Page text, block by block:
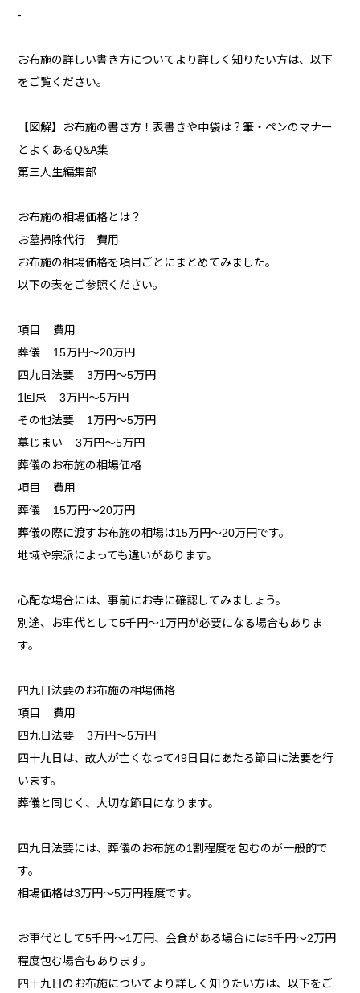
-
お布施の詳しい書き方についてより詳しく知りたい方は、以下
をご覧ください。
【図解】お布施の書き方！表書きや中袋は？筆・ペンのマナー
とよくあるQ&A集
第三人生編集部
お布施の相場価格とは？
お墓掃除代行 費用
お布施の相場価格を項目ごとにまとめてみました。
以下の表をご参照ください。
項目 費用
葬儀 15万円～20万円
四九日法要 3万円～5万円
1回忌 3万円～5万円
その他法要 1万円～5万円
墓じまい 3万円～5万円
葬儀のお布施の相場価格
項目 費用
葬儀 15万円～20万円
葬儀の際に渡すお布施の相場は15万円～20万円です。
地域や宗派によっても違いがあります。
心配な場合には、事前にお寺に確認してみましょう。
別途、お車代として5千円～1万円が必要になる場合もありま
す。
四九日法要のお布施の相場価格
項目 費用
四九日法要 3万円～5万円
四十九日は、故人が亡くなって49日目にあたる節目に法要を行
います。
葬儀と同じく、大切な節目になります。
四九日法要には、葬儀のお布施の1割程度を包むのが一般的で
す。
相場価格は3万円～5万円程度です。
お車代として5千円～1万円、会食がある場合には5千円～2万円
程度包む場合もあります。
四十九日のお布施についてより詳しく知りたい方は、以下をご